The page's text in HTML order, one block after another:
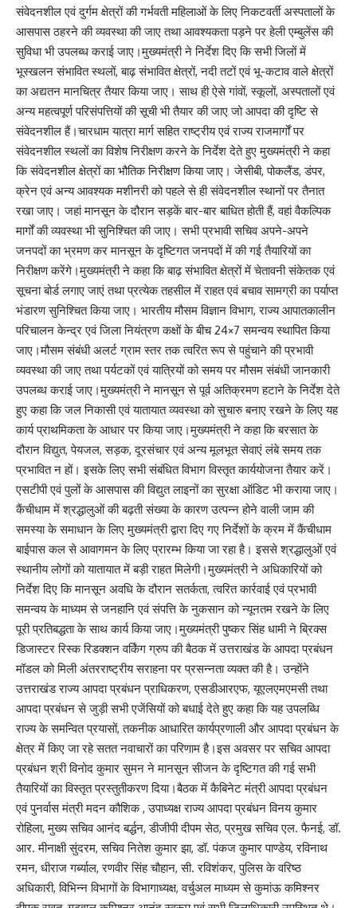
संवेदनशील एवं दुर्गम क्षेत्रों की गर्भवती महिलाओं के लिए निकटवर्ती अस्पतालों के
आसपास ठहरने की व्यवस्था की जाए तथा आवश्यकता पड़ने पर हेली एम्बुलेंस की
सुविधा भी उपलब्ध कराई जाए।मुख्यमंत्री ने निर्देश दिए कि सभी जिलों में
भूस्खलन संभावित स्थलों, बाढ़ संभावित क्षेत्रों, नदी तटों एवं भू-कटाव वाले क्षेत्रों
का अद्यतन मानचित्र तैयार किया जाए। साथ ही ऐसे गांवों, स्कूलों, अस्पतालों एवं
अन्य महत्वपूर्ण परिसंपत्तियों की सूची भी तैयार की जाए जो आपदा की दृष्टि से
संवेदनशील हैं।चारधाम यात्रा मार्ग सहित राष्ट्रीय एवं राज्य राजमार्गों पर
संवेदनशील स्थलों का विशेष निरीक्षण करने के निर्देश देते हुए मुख्यमंत्री ने कहा
कि संवेदनशील क्षेत्रों का भौतिक निरीक्षण किया जाए। जेसीबी, पोकलैंड, डंपर,
क्रेन एवं अन्य आवश्यक मशीनरी को पहले से ही संवेदनशील स्थानों पर तैनात
रखा जाए। जहां मानसून के दौरान सड़कें बार-बार बाधित होती हैं, वहां वैकल्पिक
मार्गों की व्यवस्था भी सुनिश्चित की जाए। सभी प्रभावी सचिव अपने-अपने
जनपदों का भ्रमण कर मानसून के दृष्टिगत जनपदों में की गई तैयारियों का
निरीक्षण करेंगे।मुख्यमंत्री ने कहा कि बाढ़ संभावित क्षेत्रों में चेतावनी संकेतक एवं
सूचना बोर्ड लगाए जाएं तथा प्रत्येक तहसील में राहत एवं बचाव सामग्री का पर्याप्त
भंडारण सुनिश्चित किया जाए। भारतीय मौसम विज्ञान विभाग, राज्य आपातकालीन
परिचालन केन्द्र एवं जिला नियंत्रण कक्षों के बीच 24×7 समन्वय स्थापित किया
जाए।मौसम संबंधी अलर्ट ग्राम स्तर तक त्वरित रूप से पहुंचाने की प्रभावी
व्यवस्था की जाए तथा पर्यटकों एवं यात्रियों को समय पर मौसम संबंधी जानकारी
उपलब्ध कराई जाए।मुख्यमंत्री ने मानसून से पूर्व अतिक्रमण हटाने के निर्देश देते
हुए कहा कि जल निकासी एवं यातायात व्यवस्था को सुचारु बनाए रखने के लिए यह
कार्य प्राथमिकता के आधार पर किया जाए।मुख्यमंत्री ने कहा कि बरसात के
दौरान विद्युत, पेयजल, सड़क, दूरसंचार एवं अन्य मूलभूत सेवाएं लंबे समय तक
प्रभावित न हों। इसके लिए सभी संबंधित विभाग विस्तृत कार्ययोजना तैयार करें।
एसटीपी एवं पुलों के आसपास की विद्युत लाइनों का सुरक्षा ऑडिट भी कराया जाए।
कैंचीधाम में श्रद्धालुओं की बढ़ती संख्या के कारण उत्पन्न होने वाली जाम की
समस्या के समाधान के लिए मुख्यमंत्री द्वारा दिए गए निर्देशों के क्रम में कैंचीधाम
बाईपास कल से आवागमन के लिए प्रारम्भ किया जा रहा है। इससे श्रद्धालुओं एवं
स्थानीय लोगों को यातायात में बड़ी राहत मिलेगी।मुख्यमंत्री ने अधिकारियों को
निर्देश दिए कि मानसून अवधि के दौरान सतर्कता, त्वरित कार्रवाई एवं प्रभावी
समन्वय के माध्यम से जनहानि एवं संपत्ति के नुकसान को न्यूनतम रखने के लिए
पूरी प्रतिबद्धता के साथ कार्य किया जाए।मुख्यमंत्री पुष्कर सिंह धामी ने ब्रिक्स
डिजास्टर रिस्क रिडक्शन वर्किंग ग्रुप की बैठक में उत्तराखंड के आपदा प्रबंधन
मॉडल को मिली अंतरराष्ट्रीय सराहना पर प्रसन्नता व्यक्त की है। उन्होंने
उत्तराखंड राज्य आपदा प्रबंधन प्राधिकरण, एसडीआरएफ, यूएलएमएमसी तथा
आपदा प्रबंधन से जुड़ी सभी एजेंसियों को बधाई देते हुए कहा कि यह उपलब्धि
राज्य के समन्वित प्रयासों, तकनीक आधारित कार्यप्रणाली और आपदा प्रबंधन के
क्षेत्र में किए जा रहे सतत नवाचारों का परिणाम है।इस अवसर पर सचिव आपदा
प्रबंधन श्री विनोद कुमार सुमन ने मानसून सीजन के दृष्टिगत की गई सभी
तैयारियों का विस्तृत प्रस्तुतीकरण दिया।बैठक में कैबिनेट मंत्री आपदा प्रबंधन
एवं पुनर्वास मंत्री मदन कौशिक , उपाध्यक्ष राज्य आपदा प्रबंधन विनय कुमार
रोहिला, मुख्य सचिव आनंद बर्द्धन, डीजीपी दीपम सेठ, प्रमुख सचिव एल. फैनई, डॉ.
आर. मीनाक्षी सुंदरम, सचिव नितेश कुमार झा, डॉ. पंकज कुमार पाण्डेय, रविनाथ
रमन, धीराज गर्ब्याल, रणवीर सिंह चौहान, सी. रविशंकर, पुलिस के वरिष्ठ
अधिकारी, विभिन्न विभागों के विभागाध्यक्ष, वर्चुअल माध्यम से कुमांऊ कमिश्नर